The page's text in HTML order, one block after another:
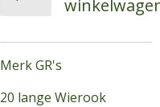
Merk GR's
20 lange Wierook